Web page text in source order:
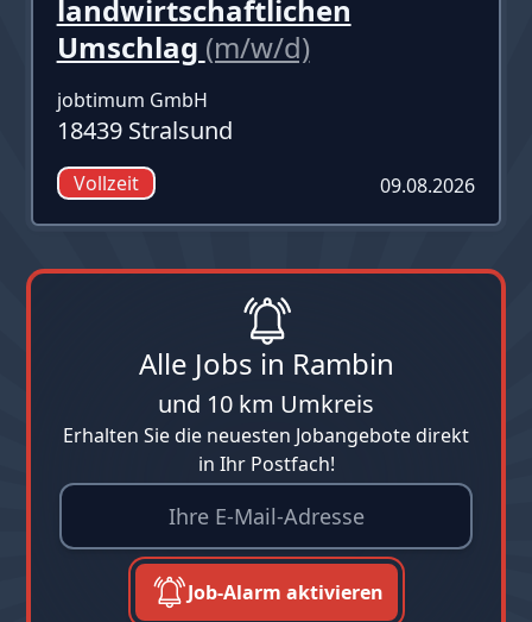
landwirtschaftlichen
Umschlag (m/w/d)
jobtimum GmbH
18439 Stralsund
Vollzeit 09.08.2026
Alle Jobs in Rambin
und 10 km Umkreis
Erhalten Sie die neuesten Jobangebote direkt
in Ihr Postfach!
Job-Alarm aktivieren